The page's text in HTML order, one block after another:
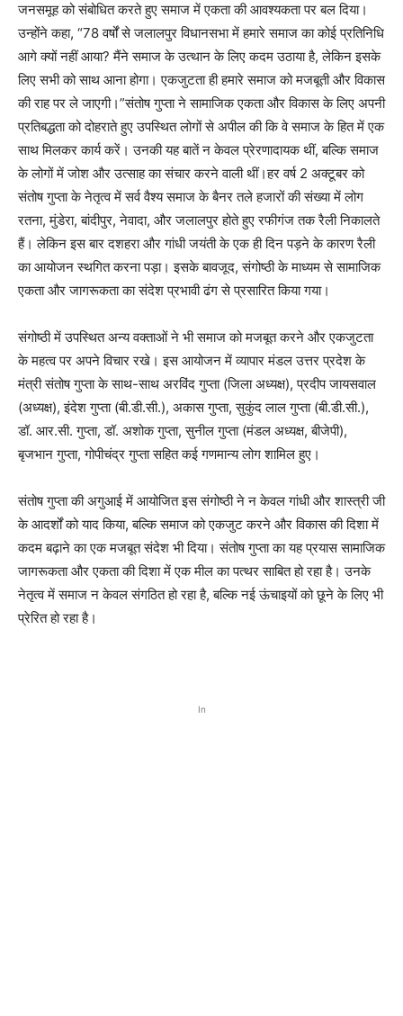
जनसमूह को संबोधित करते हुए समाज में एकता की आवश्यकता पर बल दिया।
उन्होंने कहा, “78 वर्षों से जलालपुर विधानसभा में हमारे समाज का कोई प्रतिनिधि
आगे क्यों नहीं आया? मैंने समाज के उत्थान के लिए कदम उठाया है, लेकिन इसके
लिए सभी को साथ आना होगा। एकजुटता ही हमारे समाज को मजबूती और विकास
की राह पर ले जाएगी।”संतोष गुप्ता ने सामाजिक एकता और विकास के लिए अपनी
प्रतिबद्धता को दोहराते हुए उपस्थित लोगों से अपील की कि वे समाज के हित में एक
साथ मिलकर कार्य करें। उनकी यह बातें न केवल प्रेरणादायक थीं, बल्कि समाज
के लोगों में जोश और उत्साह का संचार करने वाली थीं।हर वर्ष 2 अक्टूबर को
संतोष गुप्ता के नेतृत्व में सर्व वैश्य समाज के बैनर तले हजारों की संख्या में लोग
रतना, मुंडेरा, बांदीपुर, नेवादा, और जलालपुर होते हुए रफीगंज तक रैली निकालते
हैं। लेकिन इस बार दशहरा और गांधी जयंती के एक ही दिन पड़ने के कारण रैली
का आयोजन स्थगित करना पड़ा। इसके बावजूद, संगोष्ठी के माध्यम से सामाजिक
एकता और जागरूकता का संदेश प्रभावी ढंग से प्रसारित किया गया।
संगोष्ठी में उपस्थित अन्य वक्ताओं ने भी समाज को मजबूत करने और एकजुटता
के महत्व पर अपने विचार रखे। इस आयोजन में व्यापार मंडल उत्तर प्रदेश के
मंत्री संतोष गुप्ता के साथ-साथ अरविंद गुप्ता (जिला अध्यक्ष), प्रदीप जायसवाल
(अध्यक्ष), इंदेश गुप्ता (बी.डी.सी.), अकास गुप्ता, सुकुंद लाल गुप्ता (बी.डी.सी.),
डॉ. आर.सी. गुप्ता, डॉ. अशोक गुप्ता, सुनील गुप्ता (मंडल अध्यक्ष, बीजेपी),
बृजभान गुप्ता, गोपीचंद्र गुप्ता सहित कई गणमान्य लोग शामिल हुए।
संतोष गुप्ता की अगुआई में आयोजित इस संगोष्ठी ने न केवल गांधी और शास्त्री जी
के आदर्शों को याद किया, बल्कि समाज को एकजुट करने और विकास की दिशा में
कदम बढ़ाने का एक मजबूत संदेश भी दिया। संतोष गुप्ता का यह प्रयास सामाजिक
जागरूकता और एकता की दिशा में एक मील का पत्थर साबित हो रहा है। उनके
नेतृत्व में समाज न केवल संगठित हो रहा है, बल्कि नई ऊंचाइयों को छूने के लिए भी
प्रेरित हो रहा है।
In